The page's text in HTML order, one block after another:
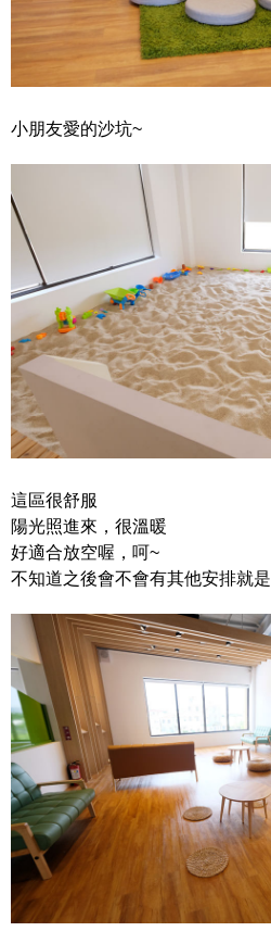
小朋友愛的沙坑~
這區很舒服
陽光照進來，很溫暖
好適合放空喔，呵~
不知道之後會不會有其他安排就是